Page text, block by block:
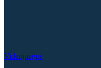
Videojuegos